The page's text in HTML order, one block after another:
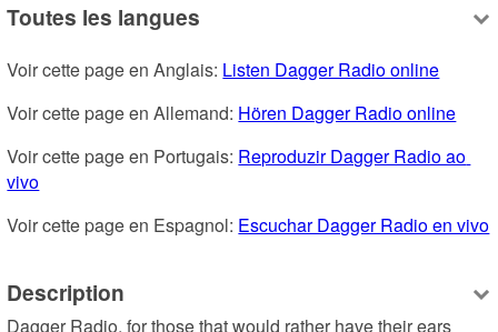
Toutes les langues
Voir cette page en Anglais: Listen Dagger Radio online
Voir cette page en Allemand: Hören Dagger Radio online
Voir cette page en Portugais: Reproduzir Dagger Radio ao
vivo
Voir cette page en Espagnol: Escuchar Dagger Radio en vivo
Description
Dagger Radio, for those that would rather have their ears